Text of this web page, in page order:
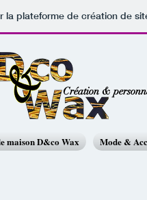
la plateforme de création de
Création &
maison D&co Wax Mode &